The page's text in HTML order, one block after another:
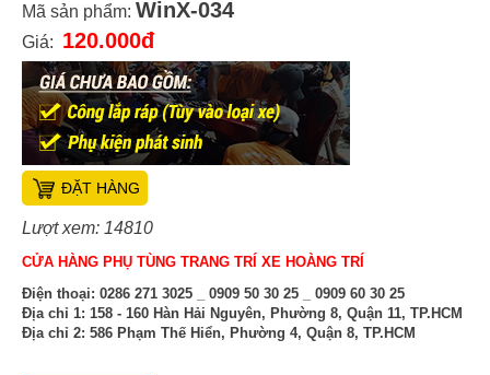
Mã sản phẩm: WinX-034
Giá: 120.000đ
ĐẶT HÀNG
Lượt xem: 14810
CỬA HÀNG PHỤ TÙNG TRANG TRÍ XE HOÀNG TRÍ
Điện thoại: 0286 271 3025 _ 0909 50 30 25 _ 0909 60 30 25
Địa chỉ 1: 158 - 160 Hàn Hải Nguyên, Phường 8, Quận 11, TP.HCM
Địa chỉ 2: 586 Phạm Thế Hiển, Phường 4, Quận 8, TP.HCM